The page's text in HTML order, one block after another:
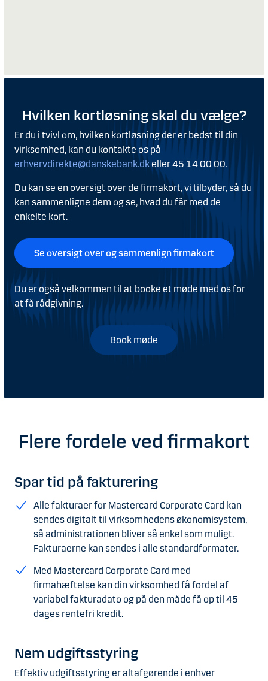
Hvilken kortløsning skal du vælge?
Er du i tvivl om, hvilken kortløsning der er bedst til din
virksomhed, kan du kontakte os på
erhvervdirekte@danskebank.dkeller 45 14 00 00.
Du kan se en oversigt over de firmakort, vi tilbyder, så du
kan sammenligne dem og se, hvad du får med de
enkelte kort.
Se oversigt over og sammenlign firmakort
Du er også velkommen til at booke et møde med os for
at få rådgivning.
Book møde
Flere fordele ved firmakort
Spar tid på fakturering
Alle fakturaer for Mastercard Corporate Card kan
sendes digitalt til virksomhedens økonomisystem,
så administrationen bliver så enkel som muligt.
Fakturaerne kan sendes i alle standardformater.
Med Mastercard Corporate Card med
firmahæftelse kan din virksomhed få fordel af
variabel fakturadato og på den måde få op til 45
dages rentefri kredit.
Nem udgiftsstyring
Effektiv udgiftsstyring er altafgørende i enhver